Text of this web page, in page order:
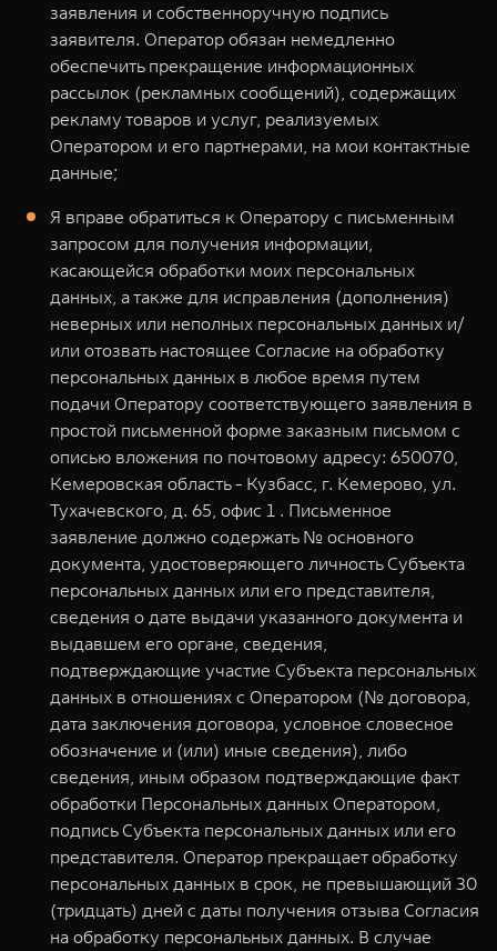
заявления и собственноручную подпись
заявителя. Оператор обязан немедленно
обеспечить прекращение информационных
рассылок (рекламных сообщений), содержащих
рекламу товаров и услуг, реализуемых
Оператором и его партнерами, на мои контактные
данные;
Я вправе обратиться к Оператору с письменным
запросом для получения информации,
касающейся обработки моих персональных
данных, а также для исправления (дополнения)
неверных или неполных персональных данных и/
или отозвать настоящее Согласие на обработку
персональных данных в любое время путем
подачи Оператору соответствующего заявления в
простой письменной форме заказным письмом с
описью вложения по почтовому адресу: 650070,
Кемеровская область - Кузбасс, г. Кемерово, ул.
Тухачевского, д. 65, офис 1 . Письменное
заявление должно содержать № основного
документа, удостоверяющего личность Субъекта
персональных данных или его представителя,
сведения о дате выдачи указанного документа и
выдавшем его органе, сведения,
подтверждающие участие Субъекта персональных
данных в отношениях с Оператором (№ договора,
дата заключения договора, условное словесное
обозначение и (или) иные сведения), либо
сведения, иным образом подтверждающие факт
обработки Персональных данных Оператором,
подпись Субъекта персональных данных или его
представителя. Оператор прекращает обработку
персональных данных в срок, не превышающий 30
(тридцать) дней с даты получения отзыва Согласия
на обработку персональных данных. В случае